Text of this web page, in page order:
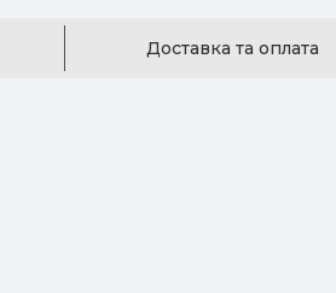
Доставка та оплата